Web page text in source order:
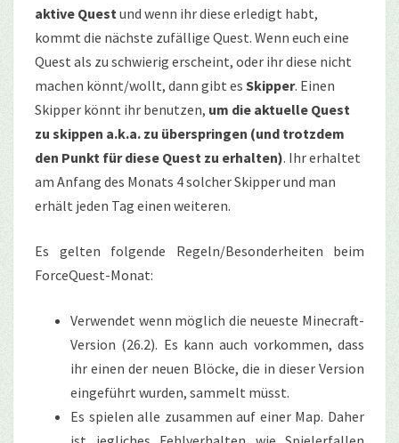
aktive Quest und wenn ihr diese erledigt habt,
kommt die nächste zufällige Quest. Wenn euch eine
Quest als zu schwierig erscheint, oder ihr diese nicht
machen könnt/wollt, dann gibt es Skipper. Einen
Skipper könnt ihr benutzen, um die aktuelle Quest
zu skippen a.k.a. zu überspringen (und trotzdem
den Punkt für diese Quest zu erhalten). Ihr erhaltet
am Anfang des Monats 4 solcher Skipper und man
erhält jeden Tag einen weiteren.
Es gelten folgende Regeln/Besonderheiten beim
ForceQuest-Monat:
Verwendet wenn möglich die neueste Minecraft-
Version (26.2). Es kann auch vorkommen, dass
ihr einen der neuen Blöcke, die in dieser Version
eingeführt wurden, sammelt müsst.
Es spielen alle zusammen auf einer Map. Daher